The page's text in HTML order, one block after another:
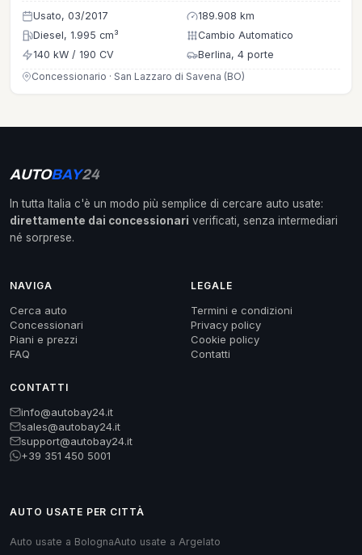
Usato, 03/2017
189.908 km
Diesel, 1.995 cm³
Cambio Automatico
140 kW / 190 CV
Berlina, 4 porte
Concessionario · San Lazzaro di Savena (BO)
AUTOBAY24
In tutta Italia c'è un modo più semplice di cercare auto usate:
direttamente dai concessionari verificati, senza intermediari
né sorprese.
NAVIGA
Cerca auto
Concessionari
Piani e prezzi
FAQ
LEGALE
Termini e condizioni
Privacy policy
Cookie policy
Contatti
CONTATTI
info@autobay24.it
sales@autobay24.it
support@autobay24.it
+39 351 450 5001
AUTO USATE PER CITTÀ
Auto usate a BolognaAuto usate a Argelato